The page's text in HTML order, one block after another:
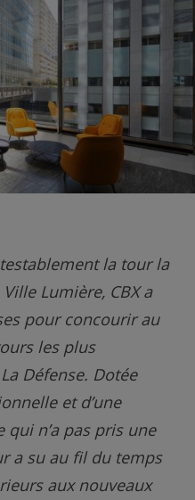
la tour la
Lumière, CBX a
pour concourir au
les plus
Défense. Dotée
et d’une
n’a pas pris une
a su au fil du temps
aux nouveaux